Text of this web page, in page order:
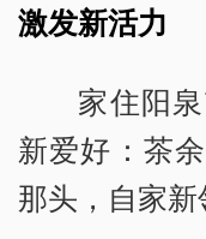
激发新活力
家住阳
新爱好：茶
那头，自家新